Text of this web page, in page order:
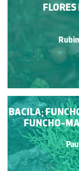
BACILA;
FUNCHO-